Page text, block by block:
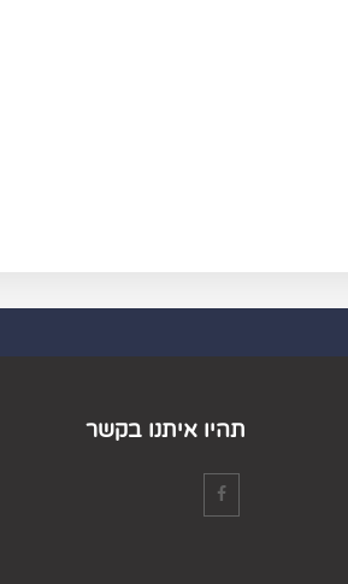
תהיו איתנו בקשר